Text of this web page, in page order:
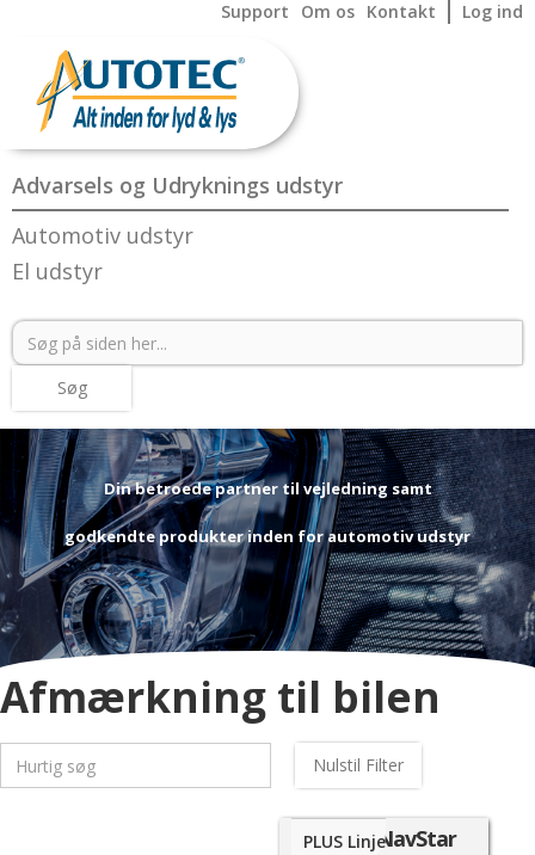
Support Om os Kontakt Log ind
Advarsels og Udryknings udstyr
Automotiv udstyr
El udstyr
Din betroede partner til vejledning samt
godkendte produkter inden for automotiv udstyr
Afmærkning til bilen
Nulstil Filter
Pulsar NavStar
PLUS Linje